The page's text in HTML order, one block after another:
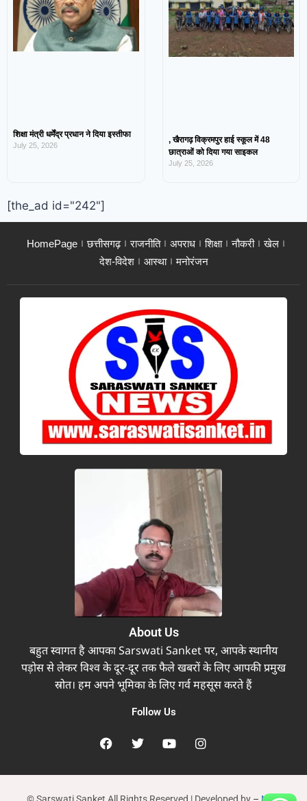
शिक्षा मंत्री धर्मेंद्र प्रधान ने दिया इस्तीफा
July 25, 2026
, खैरागढ़ विक्रमपुर हाई स्कूल में 48
छात्राओं को दिया गया साइकल
July 25, 2026
[the_ad id="242"]
HomePage छत्तीसगढ़ राजनीति अपराध शिक्षा नौकरी
खेल
देश-विदेश
आस्था मनोरंजन
About Us
बहुत स्वागत है आपका Sarswati Sanket पर, आपके स्थानीय
पड़ोस से लेकर विश्व के दूर-दूर तक फैले खबरों के लिए आपकी प्रमुख
स्रोत। हम अपने भूमिका के लिए गर्व महसूस करते हैं
Follow Us